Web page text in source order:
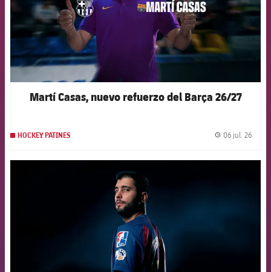
Martí Casas, nuevo refuerzo del Barça 26/27
HOCKEY PATINES 06 jul. 26